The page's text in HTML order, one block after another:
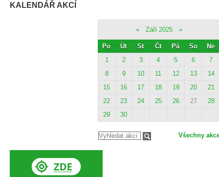
KALENDÁŘ AKCÍ
« Září 2025 »
Po Út St Čt Pá So
Ne
1
2 3 4 5 6
7
8
9 10 11 12 13
14
15
16 17 18 19 20
21
22
23 24 25 26 27
28
29
30
Všechny